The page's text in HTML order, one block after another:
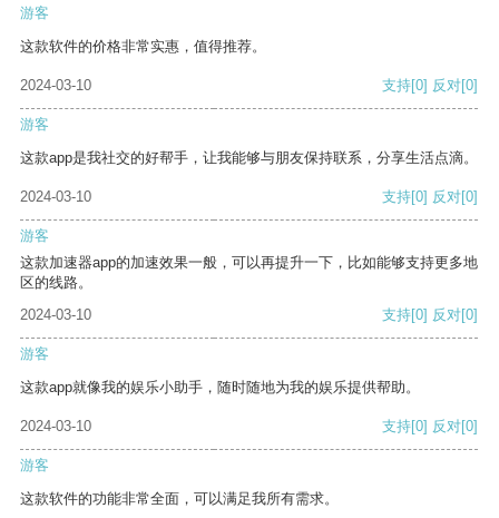
游客
这款软件的价格非常实惠，值得推荐。
2024-03-10 支持[0] 反对[0]
游客
这款app是我社交的好帮手，让我能够与朋友保持联系，分享生活点滴。
2024-03-10 支持[0] 反对[0]
游客
这款加速器app的加速效果一般，可以再提升一下，比如能够支持更多地
区的线路。
2024-03-10
支持[0] 反对[0]
游客
这款app就像我的娱乐小助手，随时随地为我的娱乐提供帮助。
2024-03-10 支持[0] 反对[0]
游客
这款软件的功能非常全面，可以满足我所有需求。